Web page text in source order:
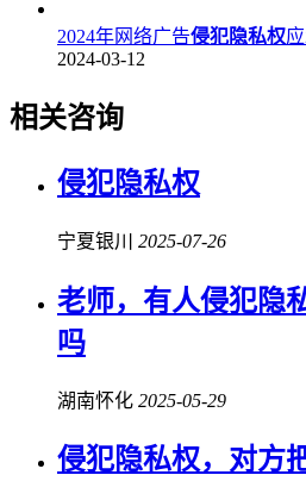
2024年网络广告侵犯隐私权
2024-03-12
相关咨询
侵犯隐私权
宁夏银川 2025-07-26
老师，有人侵犯隐
吗
湖南怀化 2025-05-29
侵犯隐私权，对方